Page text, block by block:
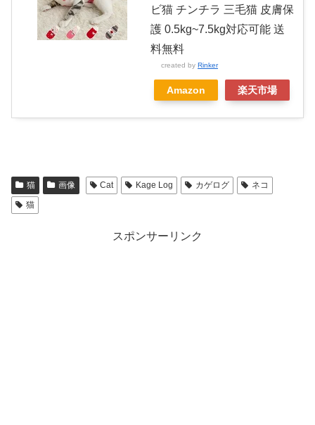
ビ猫 チンチラ 三毛猫 皮膚保
護 0.5kg~7.5kg対応可能 送
料無料
created by Rinker
Amazon 楽天市場
猫 画像 Cat Kage Log カゲログ
ネコ
猫
スポンサーリンク